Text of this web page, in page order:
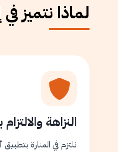
لماذا نتميز
النزاهة
نلتزم في المنارة بتطبيق